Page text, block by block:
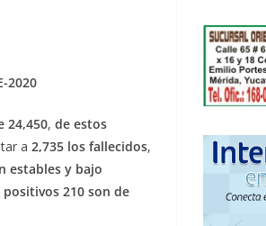
2020
24,450, de estos
a 2,735 los fallecidos,
estables y bajo
210 son de